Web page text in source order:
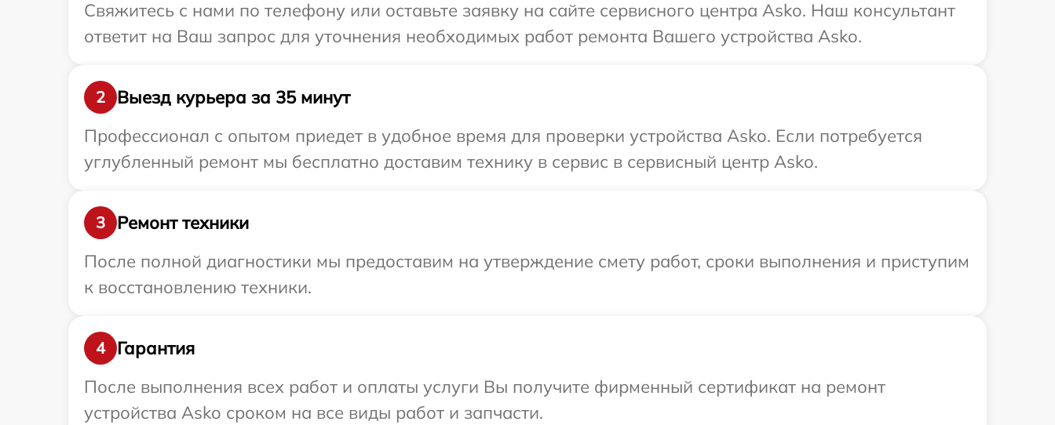
Свяжитесь с нами по телефону или оставьте заявку на сайте сервисного центра Asko. Наш консультант
ответит на Ваш запрос для уточнения необходимых работ ремонта Вашего устройства Asko.
2
Выезд курьера за 35 минут
Профессионал с опытом приедет в удобное время для проверки устройства Asko. Если потребуется
углубленный ремонт мы бесплатно доставим технику в сервис в сервисный центр Asko.
3
Ремонт техники
После полной диагностики мы предоставим на утверждение смету работ, сроки выполнения и приступим
к восстановлению техники.
4
Гарантия
После выполнения всех работ и оплаты услуги Вы получите фирменный сертификат на ремонт
устройства Asko сроком на все виды работ и запчасти.